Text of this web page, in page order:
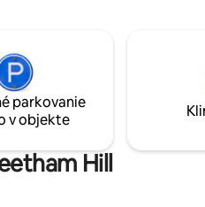
parkovanie
v objekte
Hill